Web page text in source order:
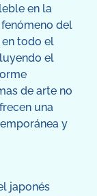
en la
del
todo el
el
de arte no
una
y
japonés